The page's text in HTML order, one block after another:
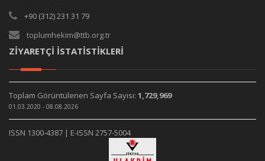
+90 (312) 231 31 79
toplumhekim@ttb.org.tr
ZİYARETÇİ İSTATİSTİKLERİ
Toplam Görüntülenen Sayfa Sayısı: 1,729,969
01.03.2020 - 08.08.2026
ISSN 1300-4387 | E-ISSN 2757-5004